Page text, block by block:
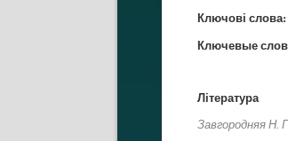
Ключові слова:
Ключевые
Література
Завгородняя Н.